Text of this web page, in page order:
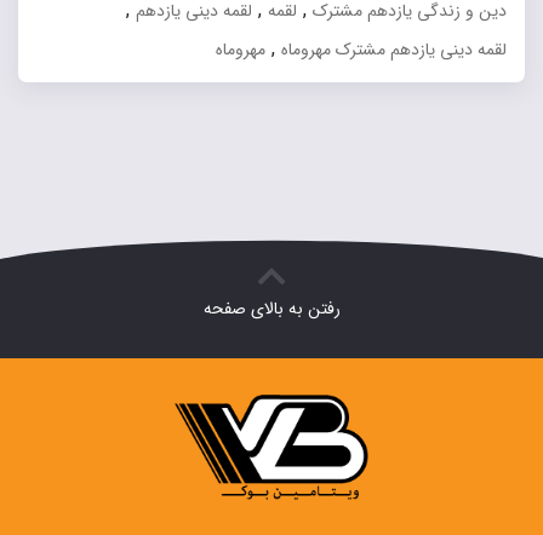
دین و زندگی یازدهم مشترک , لقمه , لقمه دینی یازدهم ,
لقمه دینی یازدهم مشترک مهروماه , مهروماه
رفتن به بالای صفحه